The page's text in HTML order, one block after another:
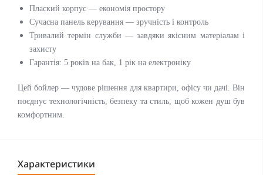
Плаский корпус — економія простору
Сучасна панель керування — зручність і контроль
Тривалий термін служби — завдяки якісним матеріалам і
захисту
Гарантія: 5 років на бак, 1 рік на електроніку
Цей бойлер — чудове рішення для квартири, офісу чи дачі. Він
поєднує технологічність, безпеку та стиль, щоб кожен душ був
комфортним.
Характеристики